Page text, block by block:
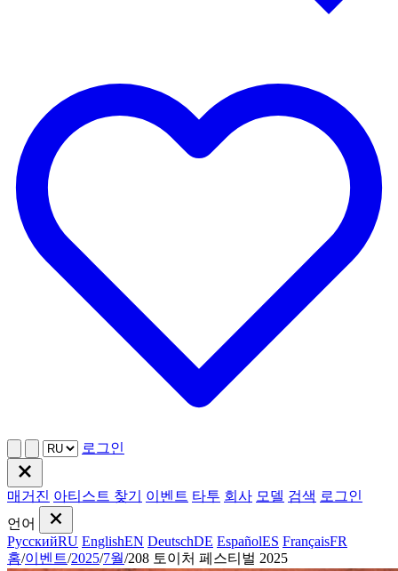
로그인
매거진 아티스트 찾기 이벤트 타투 회사 모델 검색 로그인
언어
РусскийRU EnglishEN DeutschDE EspañolES FrançaisFR
홈/이벤트/2025/7월/208 토이처 페스티벌 2025